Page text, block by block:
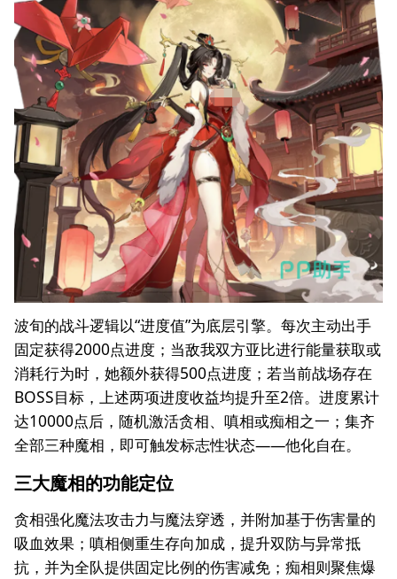
波旬的战斗逻辑以“进度值”为底层引擎。每次主动出手
固定获得2000点进度；当敌我双方亚比进行能量获取或
消耗行为时，她额外获得500点进度；若当前战场存在
BOSS目标，上述两项进度收益均提升至2倍。进度累计
达10000点后，随机激活贪相、嗔相或痴相之一；集齐
全部三种魔相，即可触发标志性状态——他化自在。
三大魔相的功能定位
贪相强化魔法攻击力与魔法穿透，并附加基于伤害量的
吸血效果；嗔相侧重生存向加成，提升双防与异常抵
抗，并为全队提供固定比例的伤害减免；痴相则聚焦爆